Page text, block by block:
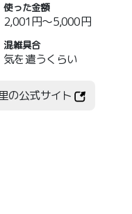
使った金額
2,001円～5,000円
混雑具合
気を遣うくらい
の公式サイト